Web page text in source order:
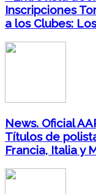
Inscripciones
a los Clubes:
News. Oficial
Títulos de
Francia, Italia y